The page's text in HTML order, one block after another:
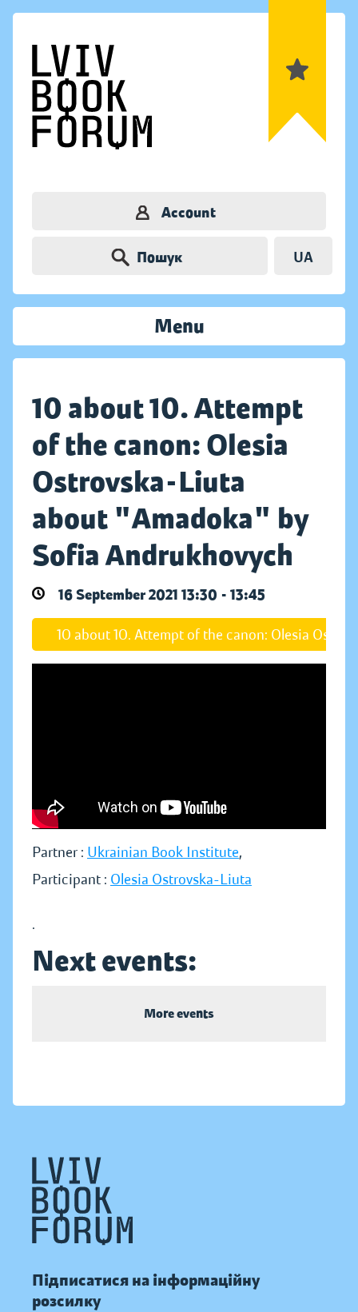
Account
Пошук UA
Menu
10 about 10. Attempt
of the canon: Olesia
Ostrovska-Liuta
about "Amadoka" by
Sofia Andrukhovych
16 September 2021 13:30 - 13:45
10 about 10. Attempt of the canon: Olesia
Partner : Ukrainian Book Institute,
Participant : Olesia Ostrovska-Liuta
.
Next events:
More events
Підписатися на інформаційну
розсилку